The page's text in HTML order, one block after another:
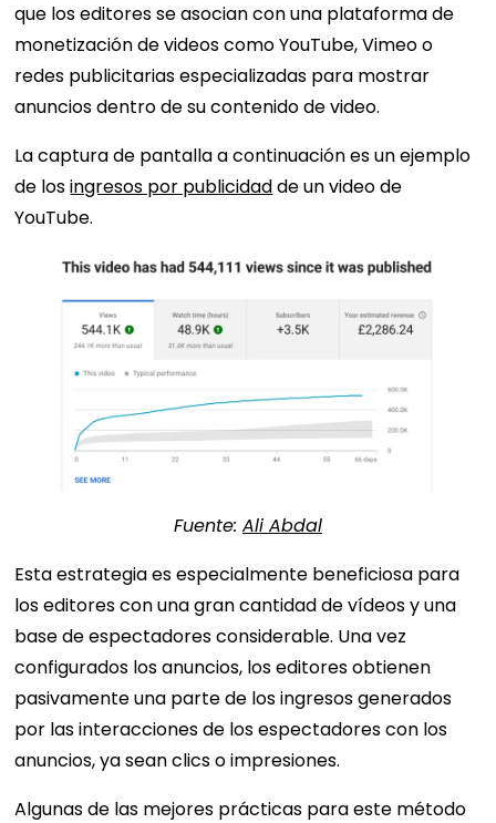
que los editores se asocian con una plataforma de
monetización de videos como YouTube, Vimeo o
redes publicitarias especializadas para mostrar
anuncios dentro de su contenido de video.
La captura de pantalla a continuación es un ejemplo
de losingresos por publicidadde un video de
YouTube.
Fuente: Ali Abdal
Esta estrategia es especialmente beneficiosa para
los editores con una gran cantidad de vídeos y una
base de espectadores considerable. Una vez
configurados los anuncios, los editores obtienen
pasivamente una parte de los ingresos generados
por las interacciones de los espectadores con los
anuncios, ya sean clics o impresiones.
Algunas de las mejores prácticas para este método